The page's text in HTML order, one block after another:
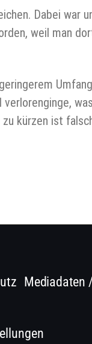
Dabei war
weil man
kürzen ist
Mediadaten